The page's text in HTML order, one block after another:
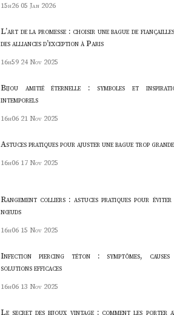
15h26 05 Jan 2026
L’art de la promesse : choisir une bague de
des alliances d’exception à Paris
16h59 24 Nov 2025
Bijou amitié éternelle : symboles et
intemporels
16h06 21 Nov 2025
Astuces pratiques pour ajuster une bague trop grande
16h06 17 Nov 2025
Rangement colliers : astuces pratiques pour éviter
nœuds
16h06 15 Nov 2025
Infection piercing téton : symptômes,
solutions efficaces
16h06 13 Nov 2025
Le secret des bijoux vintage : comment les porter